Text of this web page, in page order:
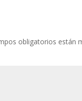
obligatorios están